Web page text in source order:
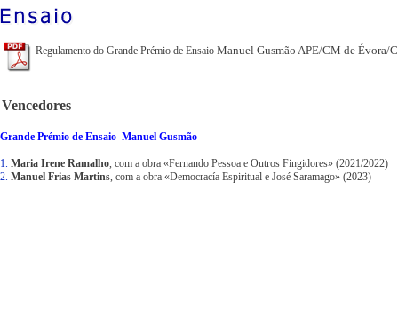
Regulamento do Grande Prémio de Ensaio Manuel Gusmão APE/CM de Évora/
Vencedores
Grande Prémio de Ensaio Manuel Gusmão
1. Maria Irene Ramalho, com a obra «Fernando Pessoa e Outros Fingidores» (2021/2022)
2. Manuel Frias Martins, com a obra «Democracía Espiritual e José Saramago» (2023)